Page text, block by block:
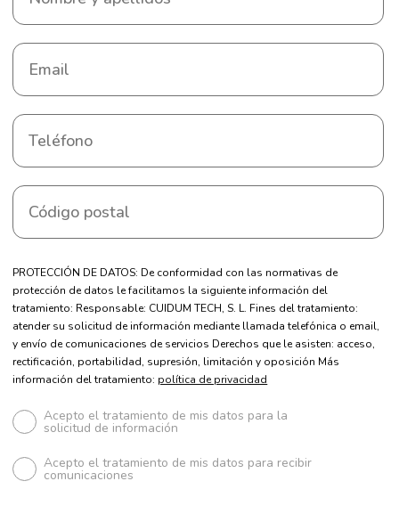
PROTECCIÓN DE DATOS: De conformidad con las normativas de
protección de datos le facilitamos la siguiente información del
tratamiento: Responsable: CUIDUM TECH, S. L. Fines del tratamiento:
atender su solicitud de información mediante llamada telefónica o email,
y envío de comunicaciones de servicios Derechos que le asisten: acceso,
rectificación, portabilidad, supresión, limitación y oposición Más
información del tratamiento: política de privacidad
Acepto el tratamiento de mis datos para la
solicitud de información
Acepto el tratamiento de mis datos para recibir
comunicaciones